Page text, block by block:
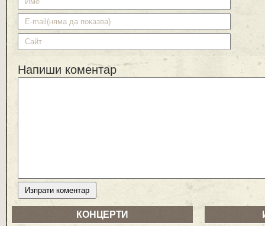
Напиши коментар
КОНЦЕРТИ